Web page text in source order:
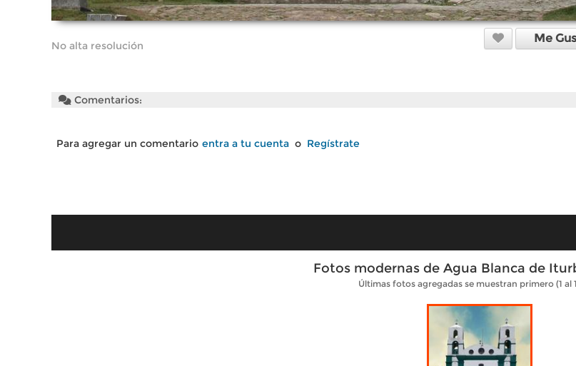
No alta resolución
Me
Comentarios:
Para agregar un comentario entra a tu cuenta o Regístrate
Fotos modernas de Agua Blanca de
Últimas fotos agregadas se muestran primero (1 al